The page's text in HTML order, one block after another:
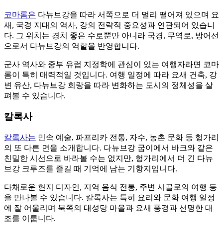
코마롬은 다뉴브강을 따라 서쪽으로 더 멀리 떨어져 있으며 요
새, 국경 지대의 역사, 강의 전략적 중요성과 연관되어 있습니
다. 그 위치는 경치 좋은 수로뿐만 아니라 국경, 무역로, 방어선
으로서 다뉴브강의 역할을 반영합니다.
군사 역사와 중부 유럽 지정학에 관심이 있는 여행자라면 코마
롬이 특히 매력적일 것입니다. 여행 일정에 따라 요새 건축, 강
변 유산, 다뉴브강 회랑을 따라 변화하는 도시의 정체성을 살
펴볼 수 있습니다.
칼록사
칼록사는 민속 예술, 파프리카 전통, 자수, 농촌 문화 등 헝가리
의 또 다른 면을 소개합니다. 다뉴브강 굽이에서 바크와 같은
친밀한 시선으로 바라볼 수는 없지만, 헝가리에서 더 긴 다뉴
브강 크루즈를 즐길 때 기억에 남는 기항지입니다.
다채로운 현지 디자인, 지역 음식 전통, 주변 시골로의 여행 등
을 만나볼 수 있습니다. 칼록사는 특히 요리와 문화 여행 일정
에 잘 어울리며 북쪽의 대성당 마을과 요새 풍경과 선명한 대
조를 이룹니다.